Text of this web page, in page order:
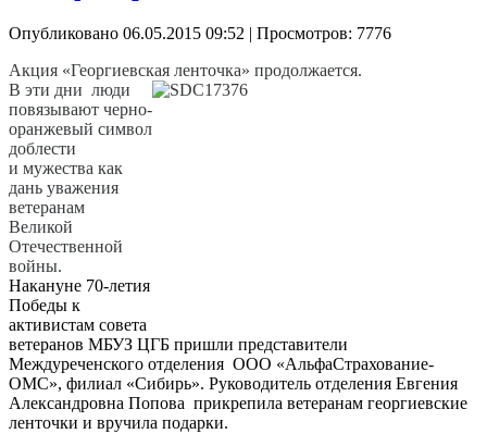
Опубликовано 06.05.2015 09:52 | Просмотров: 7776
Акция «Георгиевская ленточка» продолжается.
В эти дни люди
повязывают черно-
оранжевый символ
доблести
и мужества как
дань уважения
ветеранам
Великой
Отечественной
войны.
Накануне 70-летия
Победы к
активистам совета
ветеранов МБУЗ ЦГБ пришли представители
Междуреченского отделения ООО «АльфаСтрахование-
ОМС», филиал «Сибирь». Руководитель отделения Евгения
Александровна Попова прикрепила ветеранам георгиевские
ленточки и вручила подарки.